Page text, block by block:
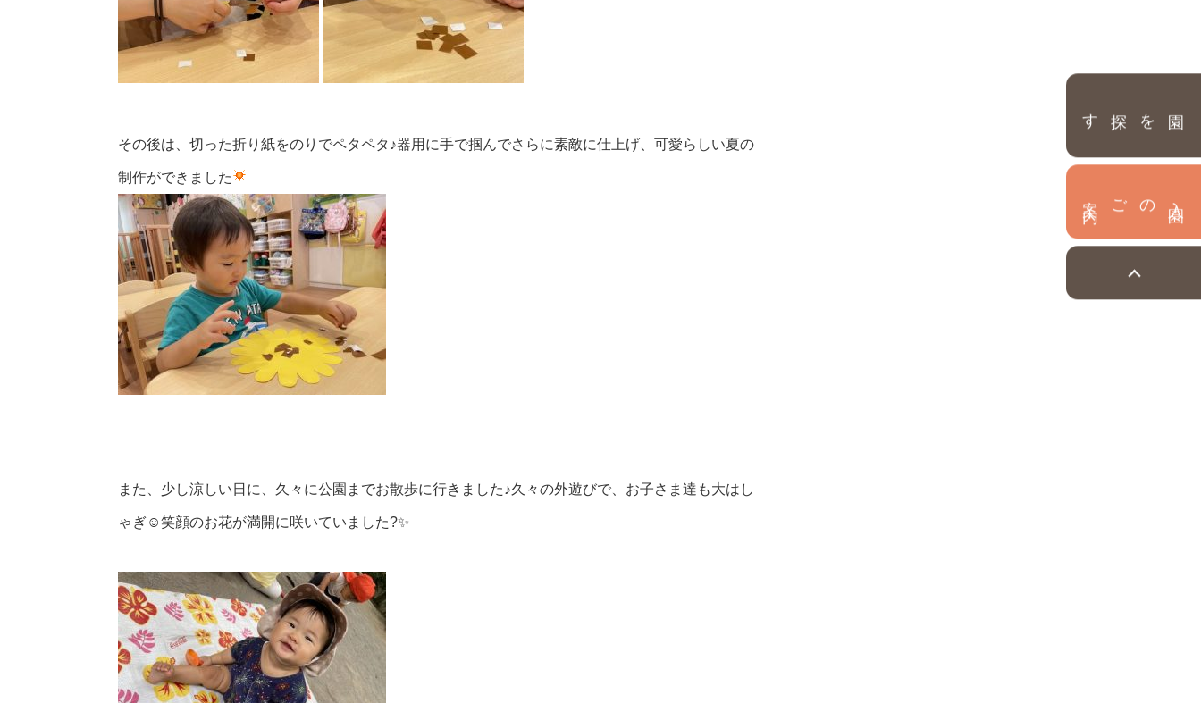
園を探す
その後は、切った折り紙をのりでペタペタ♪器用に手で掴んでさらに素敵に仕上げ、可愛らしい夏の
制作ができました
また、少し涼しい日に、久々に公園までお散歩に行きました♪久々の外遊びで、お子さま達も大はし
ゃぎ☺️笑顔のお花が満開に咲いていました?✨